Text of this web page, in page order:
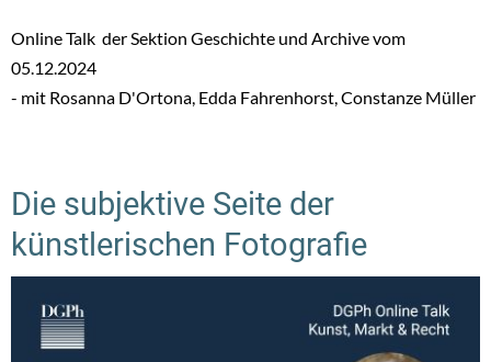
Online Talk der Sektion Geschichte und Archive vom
05.12.2024
- mit Rosanna D'Ortona, Edda Fahrenhorst, Constanze Müller
Die subjektive Seite der
künstlerischen Fotografie